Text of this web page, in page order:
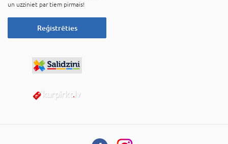
un uzziniet par tiem pirmais!
Reģistrēties